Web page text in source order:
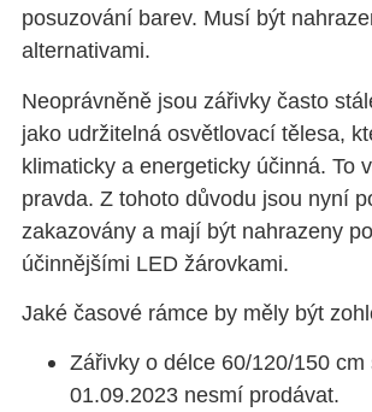
posuzování barev. Musí být
alternativami.
Neoprávněně jsou zářivky často
jako udržitelná osvětlovací tělesa,
klimaticky a energeticky účinná. To
pravda. Z tohoto důvodu jsou nyní
zakazovány a mají být nahrazeny
účinnějšími LED žárovkami.
Jaké časové rámce by měly být
Zářivky o délce 60/120/150 cm
01.09.2023 nesmí prodávat.